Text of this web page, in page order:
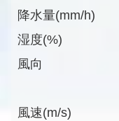
降水量(mm/h)
湿度(%)
風向
風速(m/s)